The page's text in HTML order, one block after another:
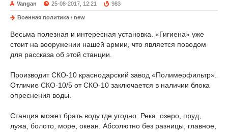
Vangan 25-08-2017, 12:21 983
Военная политика / new
Весьма полезная и интересная установка. «Гигиена» уже
стоит на вооружении нашей армии, что является поводом
для рассказа об этой станции.
Производит СКО-10 краснодарский завод «Полимерфильтр».
Отличие СКО-10/5 от СКО-10 заключается в наличии блока
опреснения воды.
Станция может брать воду где угодно. Река, озеро, пруд,
лужа, болото, море, океан. Абсолютно без разницы, главное,